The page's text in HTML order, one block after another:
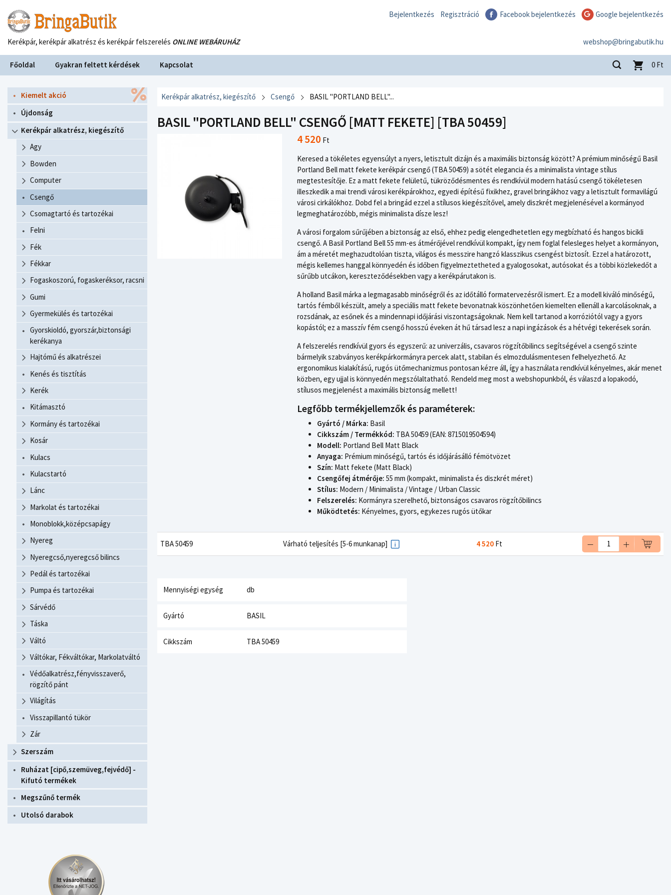
Bejelentkezés Regisztráció Facebook bejelentkezés Google bejelentkezés
webshop@bringabutik.hu
Kerékpár, kerékpár alkatrész és kerékpár felszerelés ONLINE WEBÁRUHÁZ
Főoldal Gyakran feltett kérdések Kapcsolat 0 Ft
Kiemelt akció
Újdonság
Kerékpár alkatrész, kiegészítő
Agy
Bowden
Computer
Csengő
Csomagtartó és tartozékai
Felni
Fék
Fékkar
Fogaskoszorú, fogaskeréksor, racsni
Gumi
Gyermekülés és tartozékai
Gyorskioldó, gyorszár,biztonsági
kerékanya
Hajtómű és alkatrészei
Kenés és tisztítás
Kerék
Kitámasztó
Kormány és tartozékai
Kosár
Kulacs
Kulacstartó
Lánc
Markolat és tartozékai
Monoblokk,középcsapágy
Nyereg
Nyeregcső,nyeregcső bilincs
Pedál és tartozékai
Pumpa és tartozékai
Sárvédő
Táska
Váltó
Váltókar, Fékváltókar, Markolatváltó
Védőalkatrész,fényvisszaverő,
rögzítő pánt
Világítás
Visszapillantó tükör
Zár
Szerszám
Ruházat [cipő,szemüveg,fejvédő] -
Kifutó termékek
Megszűnő termék
Utolsó darabok
Kerékpár alkatrész, kiegészítő Csengő BASIL "PORTLAND BELL"...
BASIL "PORTLAND BELL" CSENGŐ [MATT FEKETE] [TBA 50459]
4 520 Ft
Keresed a tökéletes egyensúlyt a nyers, letisztult dizájn és a maximális biztonság között? A prémium minőségű Basil
Portland Bell matt fekete kerékpár csengő (TBA 50459) a sötét elegancia és a minimalista vintage stílus
megtestesítője. Ez a matt fekete felületű, tükröződésmentes és rendkívül modern hatású csengő tökéletesen
illeszkedik a mai trendi városi kerékpárokhoz, egyedi építésű fixikhez, gravel bringákhoz vagy a letisztult formavilágú
városi cirkálókhoz. Dobd fel a bringád ezzel a stílusos kiegészítővel, amely diszkrét megjelenésével a kormányod
legmeghatározóbb, mégis minimalista dísze lesz!
A városi forgalom sűrűjében a biztonság az első, ehhez pedig elengedhetetlen egy megbízható és hangos bicikli
csengő. A Basil Portland Bell 55 mm-es átmérőjével rendkívül kompakt, így nem foglal felesleges helyet a kormányon,
ám a méretét meghazudtolóan tiszta, világos és messzire hangzó klasszikus csengést biztosít. Ezzel a határozott,
mégis kellemes hanggal könnyedén és időben figyelmeztetheted a gyalogosokat, autósokat és a többi közlekedőt a
sűrűbb utcákon, kereszteződésekben vagy a kerékpárutakon is.
A holland Basil márka a legmagasabb minőségről és az időtálló formatervezésről ismert. Ez a modell kiváló minőségű,
tartós fémből készült, amely a speciális matt fekete bevonatnak köszönhetően kiemelten ellenáll a karcolásoknak, a
rozsdának, az esőnek és a mindennapi időjárási viszontagságoknak. Nem kell tartanod a korróziótól vagy a gyors
kopástól; ez a masszív fém csengő hosszú éveken át hű társad lesz a napi ingázások és a hétvégi tekerések során.
A felszerelés rendkívül gyors és egyszerű: az univerzális, csavaros rögzítőbilincs segítségével a csengő szinte
bármelyik szabványos kerékpárkormányra percek alatt, stabilan és elmozdulásmentesen felhelyezhető. Az
ergonomikus kialakítású, rugós ütőmechanizmus pontosan kézre áll, így a használata rendkívül kényelmes, akár menet
közben, egy ujjal is könnyedén megszólaltatható. Rendeld meg most a webshopunkból, és válaszd a lopakodó,
stílusos megjelenést a maximális biztonság mellett!
Legfőbb termékjellemzők és paraméterek:
Gyártó / Márka: Basil
Cikkszám / Termékkód: TBA 50459 (EAN: 8715019504594)
Modell: Portland Bell Matt Black
Anyaga: Prémium minőségű, tartós és időjárásálló fémötvözet
Szín: Matt fekete (Matt Black)
Csengőfej átmérője: 55 mm (kompakt, minimalista és diszkrét méret)
Stílus: Modern / Minimalista / Vintage / Urban Classic
Felszerelés: Kormányra szerelhető, biztonságos csavaros rögzítőbilincs
Működtetés: Kényelmes, gyors, egykezes rugós ütőkar
TBA 50459 Várható teljesítés [5-6 munkanap] 4 520 Ft
Mennyiségi egység db
Gyártó BASIL
Cikkszám TBA 50459